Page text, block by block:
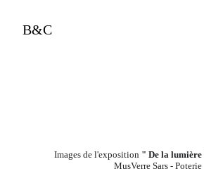
B&C
Images de l'exposition " De la
MusVerre Sars - Poterie